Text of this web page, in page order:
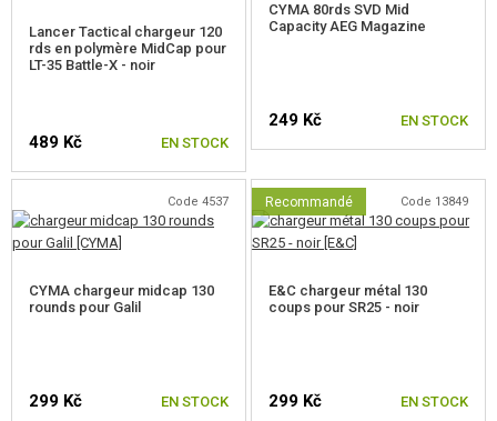
ÉQUIPEMENT, UNIFORMES...
RADIOS, CASQUES, CAMÉRAS
ACCESSOIRES POUR RÉPLIQUE
PIECE DE RECHANGE, UPGRADE
SERVICE ET MAINTENANCE D'RÉPLIQUE
CIBLES, CHAMP DE TIR
Lancer Tactical chargeur 120
rds en polymère MidCap pour
LT-35 Battle-X - noir
489 Kč EN STOCK
CYMA 80rds SVD Mid
Capacity AEG Magazine
249 Kč EN STOCK
Code 4537
CYMA chargeur midcap 130
rounds pour Galil
299 Kč EN STOCK
Recommandé Code 13849
E&C chargeur métal 130
coups pour SR25 - noir
299 Kč EN STOCK